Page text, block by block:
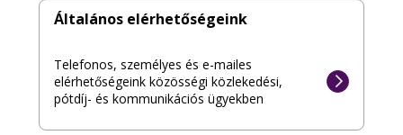
Általános elérhetőségeink
Telefonos, személyes és e-mailes
elérhetőségeink közösségi közlekedési,
pótdíj- és kommunikációs ügyekben